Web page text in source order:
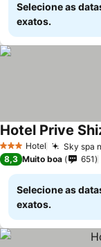
Selecione as
exatos.
3 EstrelasHotel Sky spa
Hotel Prive
8,3 Muito boa 651
Selecione as
exatos.